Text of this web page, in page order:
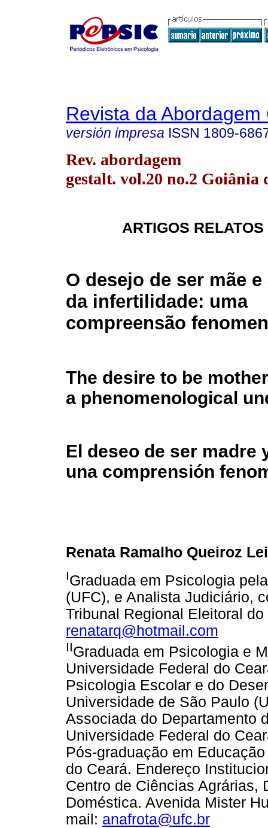
Revista da Abordagem
versión impresa ISSN 1809-
Rev. abordagem
gestalt. vol.20 no.2 Goiânia
ARTIGOS
O desejo de ser mãe
da infertilidade: uma
compreensão
The desire to be
a phenomenological
El deseo de ser madre
una comprensión
Renata Ramalho Queiroz
IGraduada em Psicologia
(UFC), e Analista Judiciário,
Tribunal Regional Eleitoral
renatarq@hotmail.com
IIGraduada em Psicologia e
Universidade Federal do
Psicologia Escolar e do
Universidade de São Paulo
Associada do Departamento
Universidade Federal do
Pós-graduação em
do Ceará. Endereço
Centro de Ciências Agrárias,
Doméstica. Avenida Mister
mail: anafrota@ufc.br